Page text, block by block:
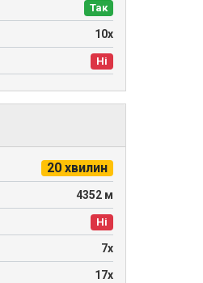
Так
10х
Ні
20 хвилин
4352 м
Ні
7х
17х